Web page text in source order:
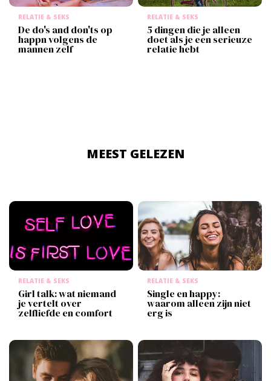
RELATIE & SEKS
De do's and don'ts op
happn volgens de
mannen zelf
RELATIE & SEKS
5 dingen die je alleen
doet als je een serieuze
relatie hebt
MEEST GELEZEN
RELATIE & SEKS
Girl talk: wat niemand
je vertelt over
zelfliefde en comfort
RELATIE & SEKS
Single en happy:
waarom alleen zijn niet
erg is